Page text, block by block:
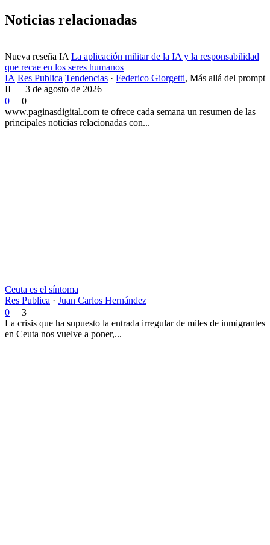
Noticias relacionadas
Nueva reseña IA La aplicación militar de la IA y la responsabilidad
que recae en los seres humanos
IA Res Publica Tendencias · Federico Giorgetti, Más allá del prompt
II — 3 de agosto de 2026
0
0
www.paginasdigital.com te ofrece cada semana un resumen de las
principales noticias relacionadas con...
Ceuta es el síntoma
Res Publica · Juan Carlos Hernández
0
3
La crisis que ha supuesto la entrada irregular de miles de inmigrantes
en Ceuta nos vuelve a poner,...